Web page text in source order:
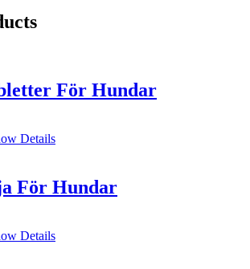
För Hundar
Details
För Hundar
Details